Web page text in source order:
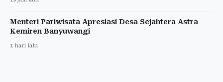
Menteri Pariwisata Apresiasi Desa Sejahtera Astra
Kemiren Banyuwangi
1 hari lalu